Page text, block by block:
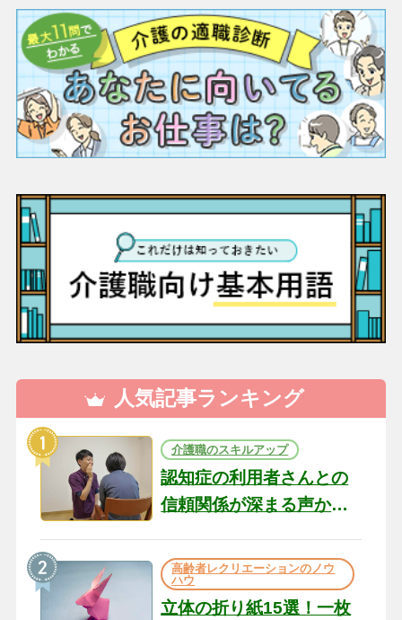
人気記事ランキング
介護職のスキルアップ
認知症の利用者さんとの
信頼関係が深まる声かけ
の現場から（22）
高齢者レクリエーションのノウ
ハウ
立体の折り紙15選！一枚